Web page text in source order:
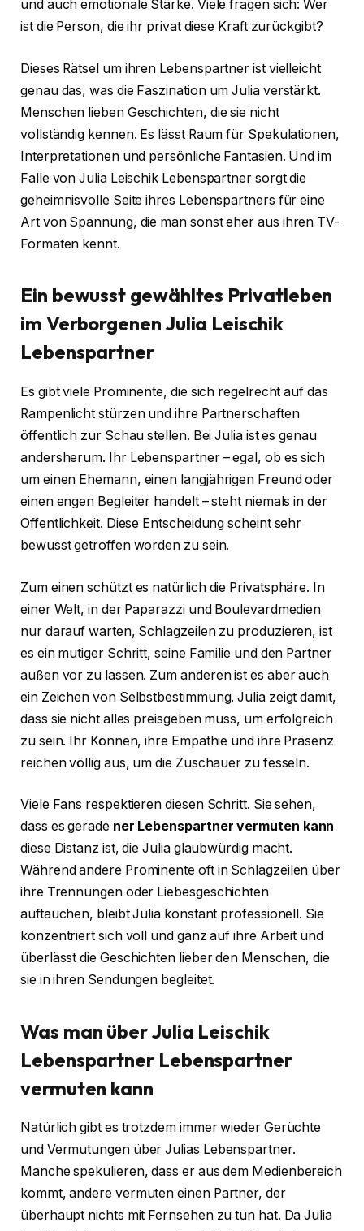
und auch emotionale Stärke. Viele fragen sich: Wer
ist die Person, die ihr privat diese Kraft zurückgibt?
Dieses Rätsel um ihren Lebenspartner ist vielleicht
genau das, was die Faszination um Julia verstärkt.
Menschen lieben Geschichten, die sie nicht
vollständig kennen. Es lässt Raum für Spekulationen,
Interpretationen und persönliche Fantasien. Und im
Falle von Julia Leischik Lebenspartner sorgt die
geheimnisvolle Seite ihres Lebenspartners für eine
Art von Spannung, die man sonst eher aus ihren TV-
Formaten kennt.
Ein bewusst gewähltes Privatleben
im Verborgenen Julia Leischik
Lebenspartner
Es gibt viele Prominente, die sich regelrecht auf das
Rampenlicht stürzen und ihre Partnerschaften
öffentlich zur Schau stellen. Bei Julia ist es genau
andersherum. Ihr Lebenspartner – egal, ob es sich
um einen Ehemann, einen langjährigen Freund oder
einen engen Begleiter handelt – steht niemals in der
Öffentlichkeit. Diese Entscheidung scheint sehr
bewusst getroffen worden zu sein.
Zum einen schützt es natürlich die Privatsphäre. In
einer Welt, in der Paparazzi und Boulevardmedien
nur darauf warten, Schlagzeilen zu produzieren, ist
es ein mutiger Schritt, seine Familie und den Partner
außen vor zu lassen. Zum anderen ist es aber auch
ein Zeichen von Selbstbestimmung. Julia zeigt damit,
dass sie nicht alles preisgeben muss, um erfolgreich
zu sein. Ihr Können, ihre Empathie und ihre Präsenz
reichen völlig aus, um die Zuschauer zu fesseln.
Viele Fans respektieren diesen Schritt. Sie sehen,
dass es gerade ner Lebenspartner vermuten kann
diese Distanz ist, die Julia glaubwürdig macht.
Während andere Prominente oft in Schlagzeilen über
ihre Trennungen oder Liebesgeschichten
auftauchen, bleibt Julia konstant professionell. Sie
konzentriert sich voll und ganz auf ihre Arbeit und
überlässt die Geschichten lieber den Menschen, die
sie in ihren Sendungen begleitet.
Was man über Julia Leischik
Lebenspartner Lebenspartner
vermuten kann
Natürlich gibt es trotzdem immer wieder Gerüchte
und Vermutungen über Julias Lebenspartner.
Manche spekulieren, dass er aus dem Medienbereich
kommt, andere vermuten einen Partner, der
überhaupt nichts mit Fernsehen zu tun hat. Da Julia